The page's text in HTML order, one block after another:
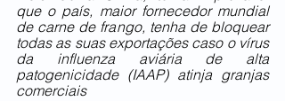
que o país, maior fornecedor mundial
de carne de frango, tenha de bloquear
todas as suas exportações caso o vírus
da influenza aviária de alta
patogenicidade (IAAP) atinja granjas
comerciais